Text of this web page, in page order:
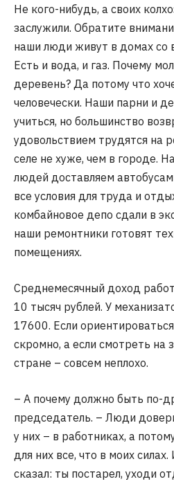
Не кого-нибудь, а своих
заслужили. Обратите
наши люди живут в домах со
Есть и вода, и газ. Почему
деревень? Да потому что
человечески. Наши парни и
учиться, но большинство
удовольствием трудятся на
селе не хуже, чем в городе.
людей доставляем
все условия для труда и
комбайновое депо сдали в
наши ремонтники готовят
помещениях.
Среднемесячный доход
10 тысяч рублей. У
17600. Если
скромно, а если смотреть на
стране – совсем неплохо.
– А почему должно быть по-
председатель. – Люди
у них – в работниках, а
для них все, что в моих
сказал: ты постарел, уходи